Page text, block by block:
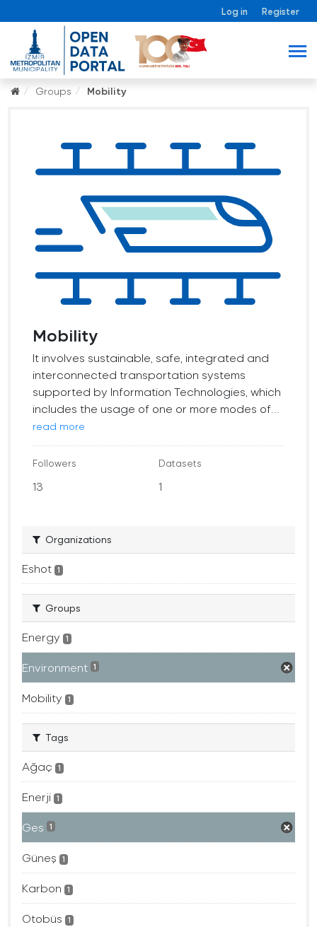
Log in Register
Groups Mobility
Mobility
It involves sustainable, safe, integrated and
interconnected transportation systems
supported by Information Technologies, which
includes the usage of one or more modes of...
read more
Followers
13
Datasets
1
Organizations
Eshot 1
Groups
Energy 1
Environment 1
Mobility 1
Tags
Ağaç 1
Enerji 1
Ges 1
Güneş 1
Karbon 1
Otobüs 1